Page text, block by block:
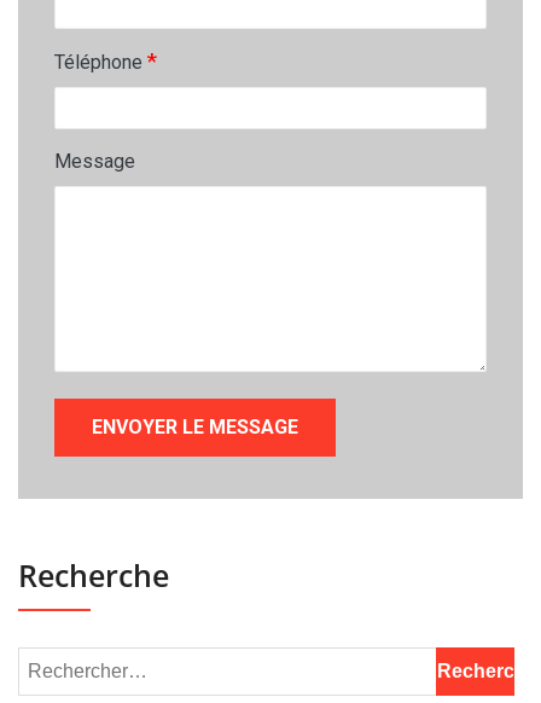
Téléphone *
Message
Recherche